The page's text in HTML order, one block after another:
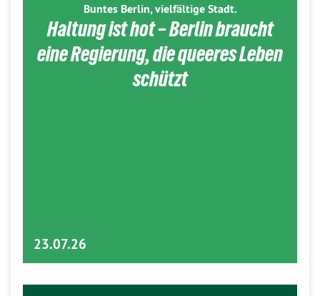
Buntes Berlin, vielfältige Stadt.
Haltung ist hot – Berlin braucht
eine Regierung, die queeres Leben
schützt
23.07.26